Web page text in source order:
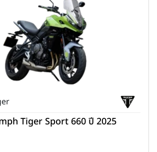
Tiger Sport 660 ปี 2025